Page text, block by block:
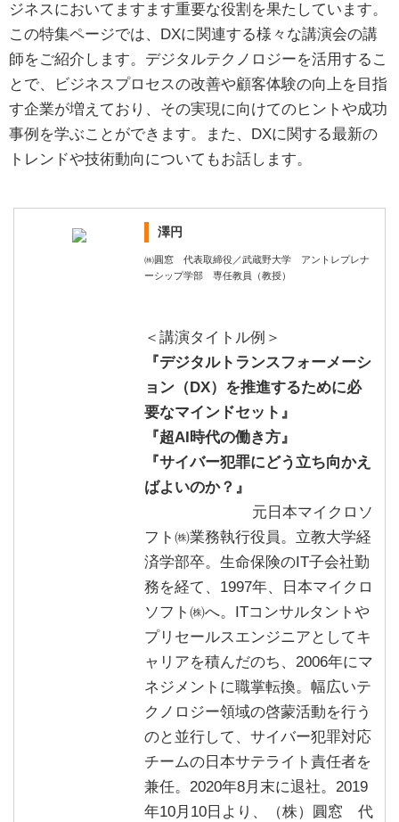
ジネスにおいてますます重要な役割を果たしています。
この特集ページでは、DXに関連する様々な講演会の講
師をご紹介します。デジタルテクノロジーを活用するこ
とで、ビジネスプロセスの改善や顧客体験の向上を目指
す企業が増えており、その実現に向けてのヒントや成功
事例を学ぶことができます。また、DXに関する最新の
トレンドや技術動向についてもお話します。
澤円
㈱圓窓 代表取締役／武蔵野大学 アントレプレナ
ーシップ学部 専任教員（教授）
＜講演タイトル例＞
『 デジタルトランスフォーメーシ
ョン（DX）を推進するために必
要なマインドセット 』
『 超AI時代の働き方』
『サイバー犯罪にどう立ち向かえ
ばよいのか？ 』
元日本マイクロソ
フト㈱業務執行役員。立教大学経
済学部卒。生命保険のIT子会社勤
務を経て、1997年、日本マイクロ
ソフト㈱へ。ITコンサルタントや
プリセールスエンジニアとしてキ
ャリアを積んだのち、2006年にマ
ネジメントに職掌転換。幅広いテ
クノロジー領域の啓蒙活動を行う
のと並行して、サイバー犯罪対応
チームの日本サテライト責任者を
兼任。2020年8月末に退社。2019
年10月10日より、（株）圓窓 代